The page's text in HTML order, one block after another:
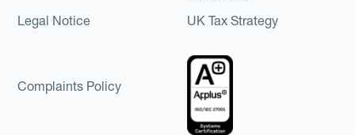
Legal Notice
UK Tax Strategy
Complaints Policy